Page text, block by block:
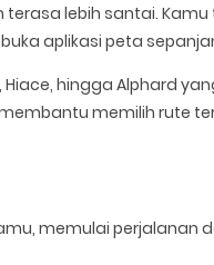
terasa lebih santai.
aplikasi peta
hingga Alphard
memilih rute
memulai perjalanan